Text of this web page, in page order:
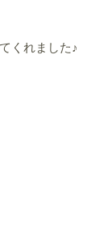
くれました♪